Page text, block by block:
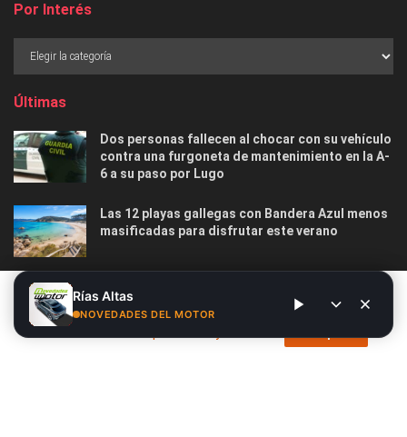
Por Interés
Últimas
Dos personas fallecen al chocar con su vehículo
contra una furgoneta de mantenimiento en la A-
6 a su paso por Lugo
Las 12 playas gallegas con Bandera Azul menos
masificadas para disfrutar este verano
O Marisquiño 2026 en Vigo: programa completo,
horarios, conciertos, deportes y todo lo que
debes saber
Rías Altas
NOVEDADES DEL MOTOR
Este sitio web utiliza cookies. Al continuar utilizando este sitio
web, usted da su consentimiento para el uso de cookies. Visite